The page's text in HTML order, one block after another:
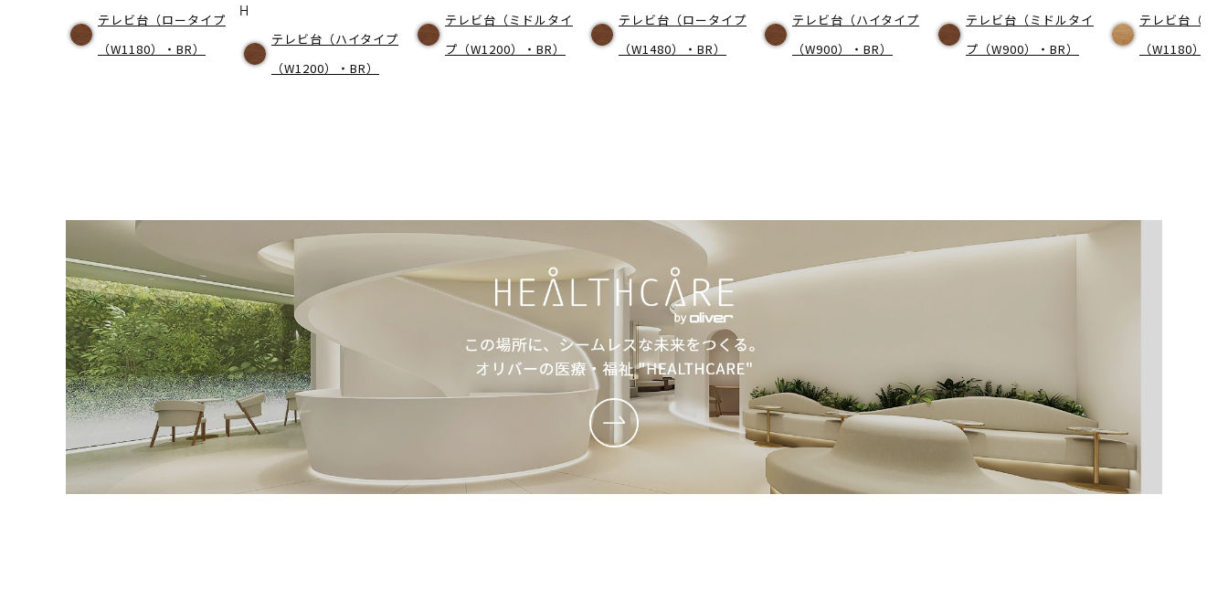
テレビ台（ロータイプ
（W1180）・BR）
H
テレビ台（ハイタイプ
（W1200）・BR）
テレビ台（ミドルタイ
プ（W1200）・BR）
テレビ台（ロータイプ
（W1480）・BR）
テレビ台（ハイタイプ
（W900）・BR）
テレビ台（ミドルタイ
プ（W900）・BR）
テレビ台（ロ
（W1180）・